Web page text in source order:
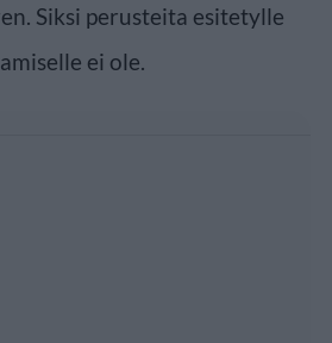
Siksi perusteita esitetylle
ei ole.